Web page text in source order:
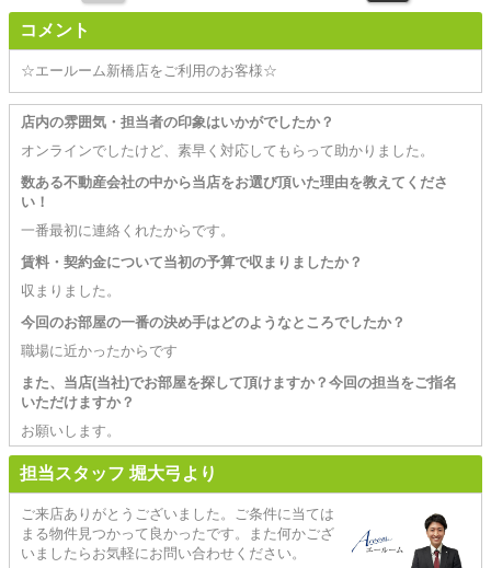
コメント
☆エールーム新橋店をご利用のお客様☆
店内の雰囲気・担当者の印象はいかがでしたか？
オンラインでしたけど、素早く対応してもらって助かりました。
数ある不動産会社の中から当店をお選び頂いた理由を教えてくださ
い！
一番最初に連絡くれたからです。
賃料・契約金について当初の予算で収まりましたか？
収まりました。
今回のお部屋の一番の決め手はどのようなところでしたか？
職場に近かったからです
また、当店(当社)でお部屋を探して頂けますか？今回の担当をご指名
いただけますか？
お願いします。
担当スタッフ 堀大弓より
ご来店ありがとうございました。ご条件に当ては
まる物件見つかって良かったです。また何かござ
いましたらお気軽にお問い合わせください。